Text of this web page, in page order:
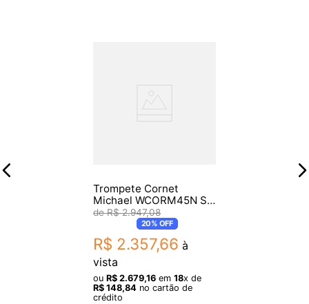
Trompete Cornet
Michael WCORM45N Sib
Laqueado
R$ 2.947,08
20%OFF
R$ 2.357,66 à
vista
ou R$ 2.679,16 em 18x de
R$ 148,84 no cartão de
crédito